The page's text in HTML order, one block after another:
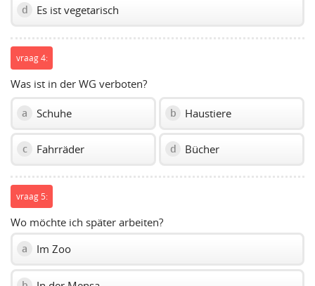
d Es ist vegetarisch
vraag 4:
Was ist in der WG verboten?
a Schuhe b Haustiere
c Fahrräder d Bücher
vraag 5:
Wo möchte ich später arbeiten?
a Im Zoo